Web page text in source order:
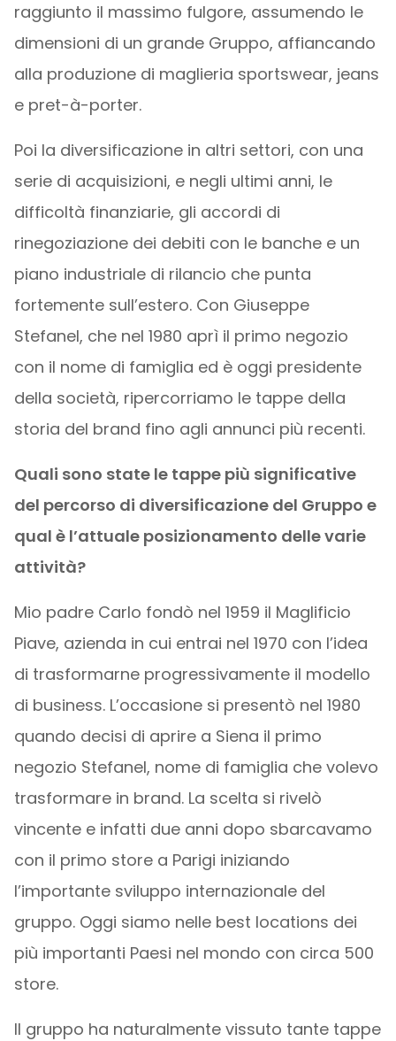
raggiunto il massimo fulgore, assumendo le
dimensioni di un grande Gruppo, affiancando
alla produzione di maglieria sportswear, jeans
e pret-à-porter.
Poi la diversificazione in altri settori, con una
serie di acquisizioni, e negli ultimi anni, le
difficoltà finanziarie, gli accordi di
rinegoziazione dei debiti con le banche e un
piano industriale di rilancio che punta
fortemente sull’estero. Con Giuseppe
Stefanel, che nel 1980 aprì il primo negozio
con il nome di famiglia ed è oggi presidente
della società, ripercorriamo le tappe della
storia del brand fino agli annunci più recenti.
Quali sono state le tappe più significative
del percorso di diversificazione del Gruppo e
qual è l’attuale posizionamento delle varie
attività?
Mio padre Carlo fondò nel 1959 il Maglificio
Piave, azienda in cui entrai nel 1970 con l’idea
di trasformarne progressivamente il modello
di business. L’occasione si presentò nel 1980
quando decisi di aprire a Siena il primo
negozio Stefanel, nome di famiglia che volevo
trasformare in brand. La scelta si rivelò
vincente e infatti due anni dopo sbarcavamo
con il primo store a Parigi iniziando
l’importante sviluppo internazionale del
gruppo. Oggi siamo nelle best locations dei
più importanti Paesi nel mondo con circa 500
store.
Il gruppo ha naturalmente vissuto tante tappe